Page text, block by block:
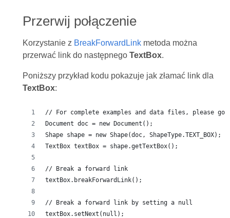
Przerwij połączenie
Korzystanie z BreakForwardLinkmetoda można
przerwać link do następnego TextBox.
Poniższy przykład kodu pokazuje jak złamać link dla
TextBox:
// For complete examples and data files, please go
Document doc = new Document();
Shape shape = new Shape(doc, ShapeType.TEXT_BOX);
TextBox textBox = shape.getTextBox();
// Break a forward link
textBox.breakForwardLink();
// Break a forward link by setting a null
textBox.setNext(null);